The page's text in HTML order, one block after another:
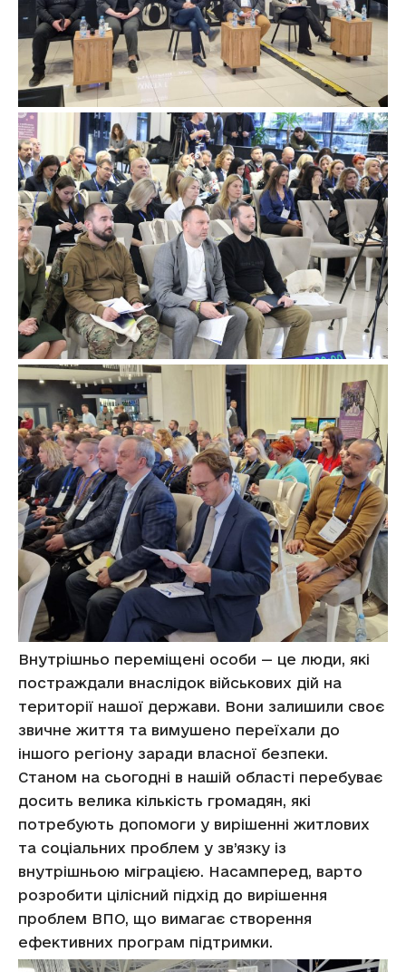
Внутрішньо переміщені особи — це люди, які
постраждали внаслідок військових дій на
території нашої держави. Вони залишили своє
звичне життя та вимушено переїхали до
іншого регіону заради власної безпеки.
Станом на сьогодні в нашій області перебуває
досить велика кількість громадян, які
потребують допомоги у вирішенні житлових
та соціальних проблем у зв’язку із
внутрішньою міграцією. Насамперед, варто
розробити цілісний підхід до вирішення
проблем ВПО, що вимагає створення
ефективних програм підтримки.